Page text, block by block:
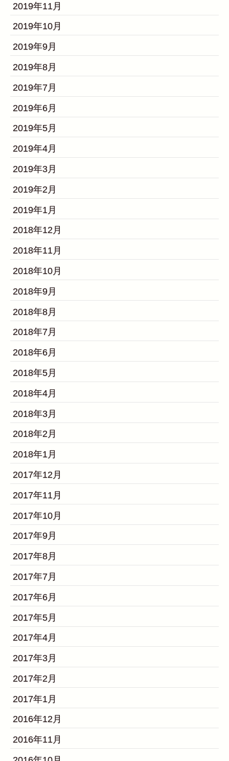
2019年11月
2019年10月
2019年9月
2019年8月
2019年7月
2019年6月
2019年5月
2019年4月
2019年3月
2019年2月
2019年1月
2018年12月
2018年11月
2018年10月
2018年9月
2018年8月
2018年7月
2018年6月
2018年5月
2018年4月
2018年3月
2018年2月
2018年1月
2017年12月
2017年11月
2017年10月
2017年9月
2017年8月
2017年7月
2017年6月
2017年5月
2017年4月
2017年3月
2017年2月
2017年1月
2016年12月
2016年11月